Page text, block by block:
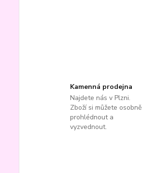
Kamenná prodejna
Najdete nás v Plzni.
Zboží si můžete osobně
prohlédnout a
vyzvednout.